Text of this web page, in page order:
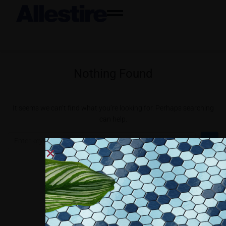
Collaboriamo con